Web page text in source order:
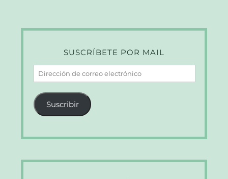
SUSCRÍBETE POR MAIL
Dirección
de
correo
electrónico
Suscribir